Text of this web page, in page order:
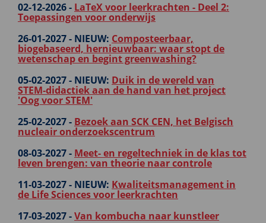
02-12-2026 - LaTeX voor leerkrachten - Deel 2:
Toepassingen voor onderwijs
26-01-2027 - NIEUW: Composteerbaar,
biogebaseerd, hernieuwbaar: waar stopt de
wetenschap en begint greenwashing?
05-02-2027 - NIEUW: Duik in de wereld van
STEM‑didactiek aan de hand van het project
'Oog voor STEM'
25-02-2027 - Bezoek aan SCK CEN, het Belgisch
nucleair onderzoekscentrum
08-03-2027 - Meet- en regeltechniek in de klas tot
leven brengen: van theorie naar controle
11-03-2027 - NIEUW: Kwaliteitsmanagement in
de Life Sciences voor leerkrachten
17-03-2027 -Van kombucha naar kunstleer